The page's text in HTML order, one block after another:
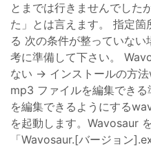
とまでは行きませんでした
た」とは言えます。 指定
る 次の条件が整っていな
考に準備して下さい。
ない → インストールの方
mp3 ファイルを編集でき
を編集できるようにする
を起動します。Wavosaur
「Wavosaur.[バージョン